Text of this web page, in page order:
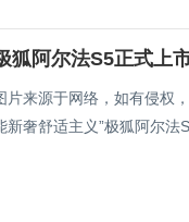
狐阿尔法S5正式上
片来源于网络，如有侵
新奢舒适主义”极狐阿尔法